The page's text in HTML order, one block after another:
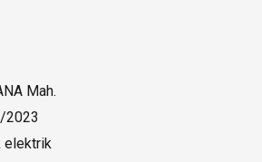
Mah.
2023
elektrik